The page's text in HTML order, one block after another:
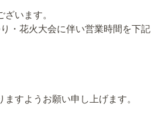
います。
・花火大会に伴い営業時間を下記
すようお願い申し上げます。